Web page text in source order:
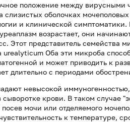
положение между вирусными
оболочках
и клинической симптоматики.
возрастает, они
Этот представитель семейства
Оба эти микроба
и может приводить к
длительно с периодами
невысокой иммуногенностью,
крови. В таком случае
мочи или отделяемого
к температуре,